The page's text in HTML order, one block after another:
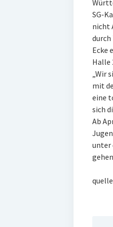
SG-
nicht
durch
Ecke
Halle
„Wir
mit
eine
sich
Ab
unter